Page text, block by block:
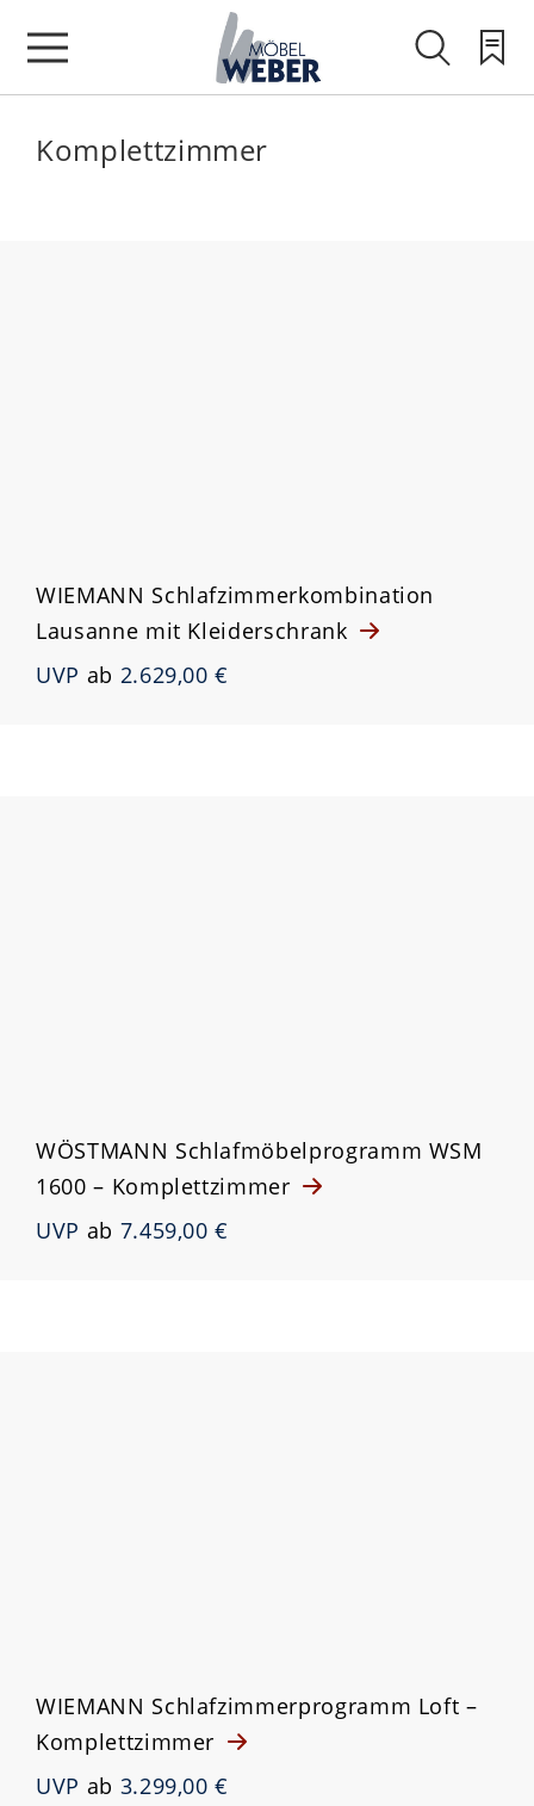
Komplettzimmer
WIEMANN Schlafzimmerkombination
Lausanne mit Kleiderschrank
UVP ab 2.629,00 €
WÖSTMANN Schlafmöbelprogramm WSM
1600 – Komplettzimmer
UVP ab 7.459,00 €
WIEMANN Schlafzimmerprogramm Loft –
Komplettzimmer
UVP ab 3.299,00 €